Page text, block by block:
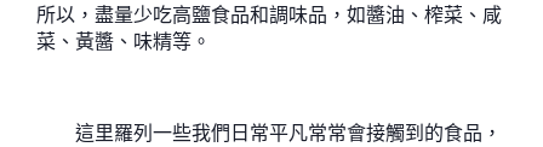
所以，盡量少吃高鹽食品和調味品，如醬油、榨菜、咸
菜、黃醬、味精等。
這里羅列一些我們日常平凡常常會接觸到的食品，